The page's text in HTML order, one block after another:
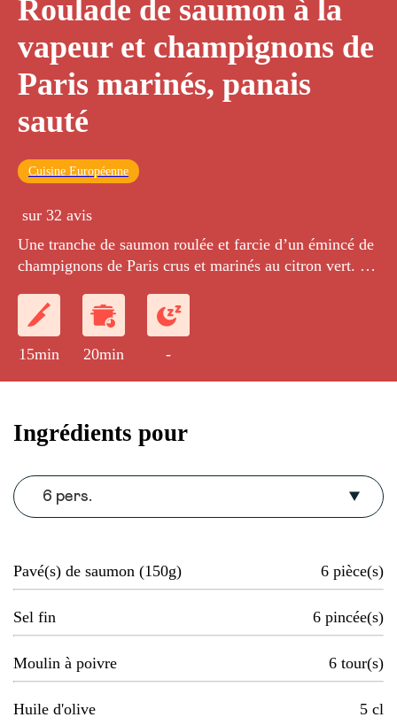
Roulade de saumon à la
vapeur et champignons de
Paris marinés, panais
sauté
Cuisine Européenne
sur 32 avis
Une tranche de saumon roulée et farcie d’un émincé de
champignons de Paris crus et marinés au citron vert. La
de dés de panais.
15min 20min -
Ingrédients pour
6 pers.
Pavé(s) de saumon (150g) 6 pièce(s)
Sel fin 6 pincée(s)
Moulin à poivre 6 tour(s)
Huile d'olive 5 cl